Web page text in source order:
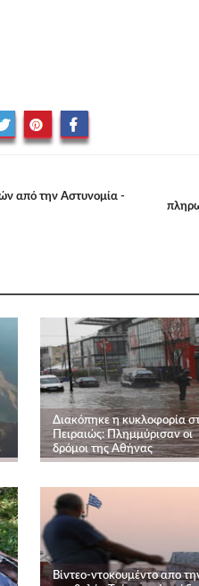
από την Αστυνομία -
Διακόπηκε η κυκλοφορία
Πειραιώς: Πλημμύρισαν οι
δρόμοι της Αθήνας
Βίντεο-ντοκουμέντο απο